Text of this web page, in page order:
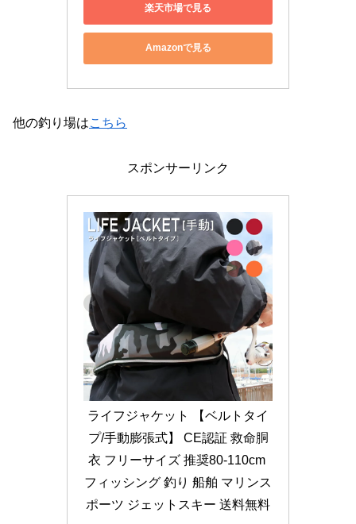
楽天市場で見る
Amazonで見る
他の釣り場はこちら
スポンサーリンク
ライフジャケット 【ベルトタイ
プ/手動膨張式】 CE認証 救命胴
衣 フリーサイズ 推奨80-110cm
フィッシング 釣り 船舶 マリンス
ポーツ ジェットスキー 送料無料